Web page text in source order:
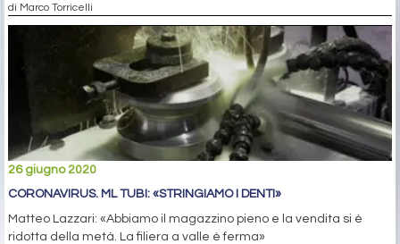
di Marco Torricelli
26 giugno 2020
CORONAVIRUS. ML TUBI: «STRINGIAMO I DENTI»
Matteo Lazzari: «Abbiamo il magazzino pieno e la vendita si è
ridotta della metà. La filiera a valle è ferma»